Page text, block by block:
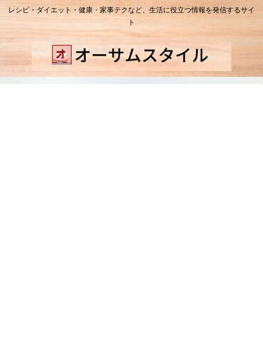
レシピ・ダイエット・健康・家事テクなど、生活に役立つ情報を発信するサイ
ト